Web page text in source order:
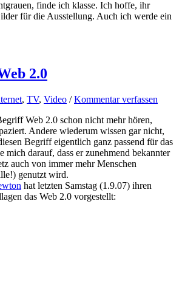
finde ich klasse. Ich hoffe, ihr
für die Ausstellung. Auch ich werde ein
2.0
, TV, Video /Kommentar verfassen
Web 2.0 schon nicht mehr hören,
Andere wiederum wissen gar nicht,
Begriff eigentlich ganz passend für das
mich darauf, dass er zunehmend bekannter
auch von immer mehr Menschen
genutzt wird.
hat letzten Samstag (1.9.07) ihren
das Web 2.0 vorgestellt: